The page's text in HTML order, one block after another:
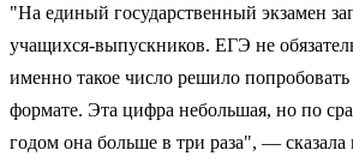
"На единый государственный экзамен
учащихся-выпускников. ЕГЭ не
именно такое число решило попробовать
формате. Эта цифра небольшая, но по
годом она больше в три раза", —